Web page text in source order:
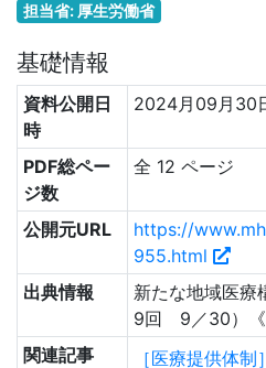
担当省: 厚生労働省
基礎情報
資料公開日
時
2024月09月30
PDF総ペー
ジ数
全 12 ページ
公開元URL
https://
955.html
出典情報
新たな地域医療
9回 9／30）《
関連記事
［医療提供体